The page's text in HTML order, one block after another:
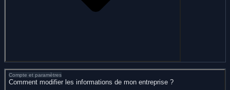
Compte et paramètres
Comment modifier les informations de mon entreprise ?